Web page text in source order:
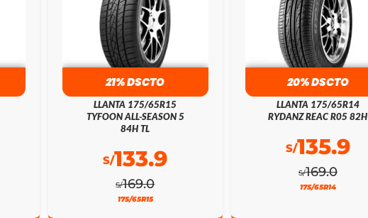
21% DSCTO
LLANTA 175/65R15
TYFOON ALL-SEASON 5
84H TL
S/169.0
S/133.9
175/65R15
20% DSCTO
LLANTA 175/65R14
RYDANZ REAC R05 82H
S/169.0
S/135.9
175/65R14